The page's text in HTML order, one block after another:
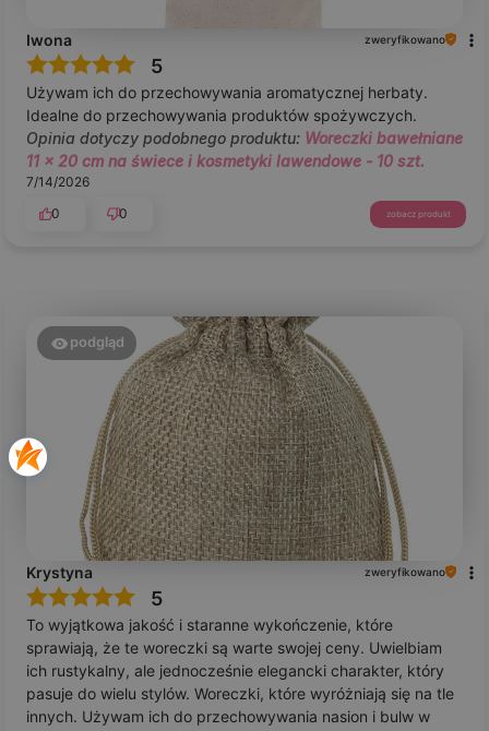
Iwona zweryfikowano
5
Używam ich do przechowywania aromatycznej herbaty.
Idealne do przechowywania produktów spożywczych.
Opinia dotyczy podobnego produktu: Woreczki bawełniane
11 x 20 cm na świece i kosmetyki lawendowe - 10 szt.
7/14/2026
0
0 zobacz produkt
podgląd
Krystyna zweryfikowano
5
To wyjątkowa jakość i staranne wykończenie, które
sprawiają, że te woreczki są warte swojej ceny. Uwielbiam
ich rustykalny, ale jednocześnie elegancki charakter, który
pasuje do wielu stylów. Woreczki, które wyróżniają się na tle
innych. Używam ich do przechowywania nasion i bulw w